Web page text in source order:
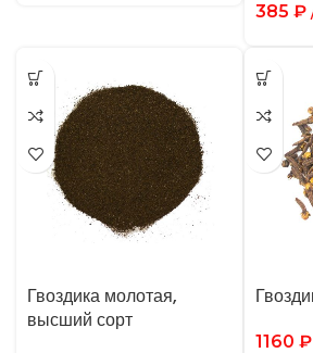
385 ₽
Гвоздика молотая,
высший сорт
1160 ₽